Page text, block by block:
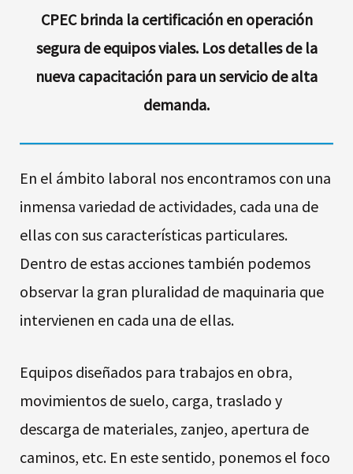
CPEC brinda la certificación en operación
segura de equipos viales. Los detalles de la
nueva capacitación para un servicio de alta
demanda.
En el ámbito laboral nos encontramos con una
inmensa variedad de actividades, cada una de
ellas con sus características particulares.
Dentro de estas acciones también podemos
observar la gran pluralidad de maquinaria que
intervienen en cada una de ellas.
Equipos diseñados para trabajos en obra,
movimientos de suelo, carga, traslado y
descarga de materiales, zanjeo, apertura de
caminos, etc. En este sentido, ponemos el foco